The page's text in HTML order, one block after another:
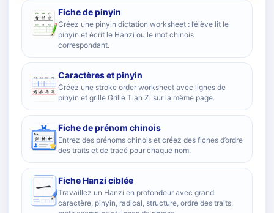
Fiche de pinyin
Créez une pinyin dictation worksheet : l’élève lit le
pinyin et écrit le Hanzi ou le mot chinois
correspondant.
Caractères et pinyin
Créez une stroke order worksheet avec lignes de
pinyin et grille Grille Tian Zi sur la même page.
Fiche de prénom chinois
Entrez des prénoms chinois et créez des fiches d’ordre
des traits et de tracé pour chaque nom.
Fiche Hanzi ciblée
Travaillez un Hanzi en profondeur avec grand
caractère, pinyin, radical, structure, ordre des traits,